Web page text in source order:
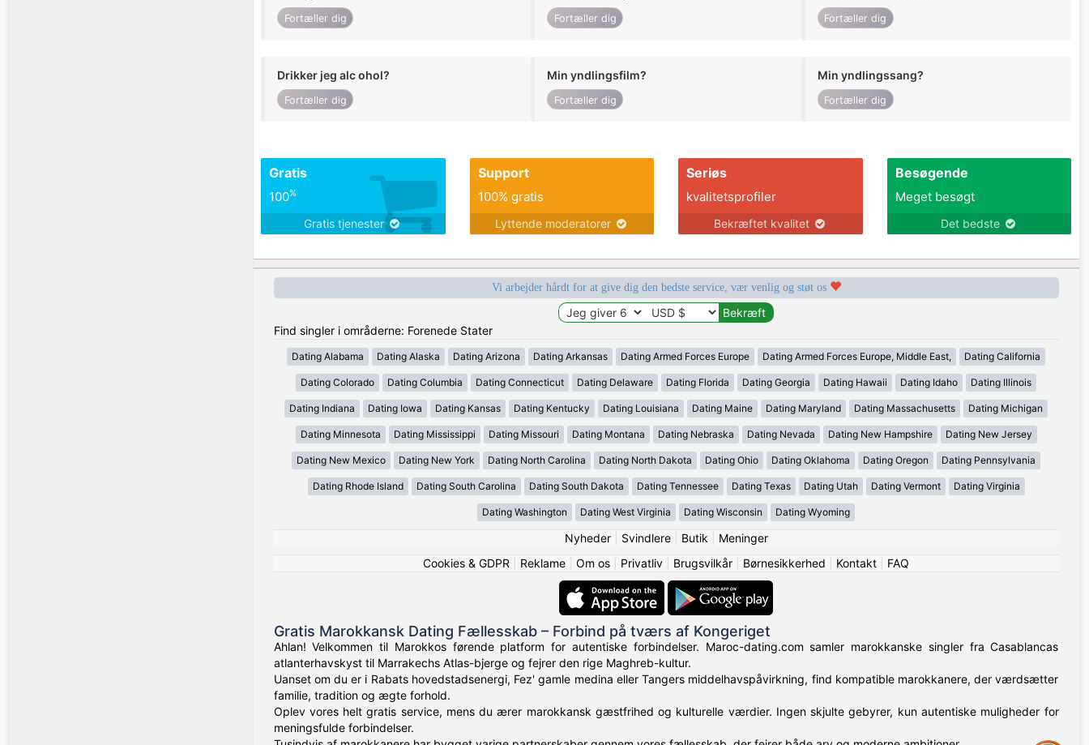
Fortæller dig Fortæller dig Fortæller dig
Drikker jeg alc ohol?
Fortæller dig
Min yndlingsfilm?
Fortæller dig
Min yndlingssang?
Fortæller dig
Gratis
100%
Gratis tjenester
Support
100% gratis
Lyttende moderatorer
Seriøs
kvalitetsprofiler
Bekræftet kvalitet
Besøgende
Meget besøgt
Det bedste
Vi arbejder hårdt for at give dig den bedste service, vær venlig og støt os
Find singler i områderne: Forenede Stater
Dating Alabama Dating Alaska Dating Arizona Dating Arkansas Dating Armed Forces Europe Dating Armed Forces Europe, Middle East, Dating California
Dating Colorado Dating Columbia Dating Connecticut Dating Delaware Dating Florida Dating Georgia Dating Hawaii Dating Idaho Dating Illinois
Dating Indiana Dating Iowa Dating Kansas Dating Kentucky Dating Louisiana Dating Maine Dating Maryland Dating Massachusetts Dating Michigan
Dating Minnesota Dating Mississippi Dating Missouri Dating Montana Dating Nebraska Dating Nevada Dating New Hampshire Dating New Jersey
Dating New Mexico Dating New York Dating North Carolina Dating North Dakota Dating Ohio Dating Oklahoma Dating Oregon Dating Pennsylvania
Dating Rhode Island Dating South Carolina Dating South Dakota Dating Tennessee Dating Texas Dating Utah Dating Vermont Dating Virginia
Dating Washington Dating West Virginia Dating Wisconsin Dating Wyoming
Nyheder| Svindlere| Butik
Meninger
Cookies & GDPR
Reklame Om os Privatliv Brugsvilkår Børnesikkerhed Kontakt FAQ
Gratis Marokkansk Dating Fællesskab – Forbind på tværs af Kongeriget
Ahlan! Velkommen til Marokkos førende platform for autentiske forbindelser. Maroc-dating.com samler marokkanske singler fra Casablancas
atlanterhavskyst til Marrakechs Atlas-bjerge og fejrer den rige Maghreb-kultur.
Uanset om du er i Rabats hovedstadsenergi, Fez' gamle medina eller Tangers middelhavspåvirkning, find kompatible marokkanere, der værdsætter
familie, tradition og ægte forhold.
Oplev vores helt gratis service, mens du ærer marokkansk gæstfrihed og kulturelle værdier. Ingen skjulte gebyrer, kun autentiske muligheder for
meningsfulde forbindelser.